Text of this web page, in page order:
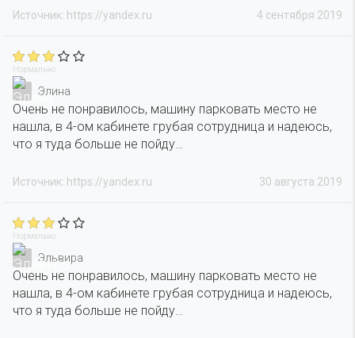
4 сентября 2019
Источник: https://yandex.ru
Нормально
Элина
Очень не понравилось, машину парковать место не
нашла, в 4-ом кабинете грубая сотрудница и надеюсь,
что я туда больше не пойду…
30 августа 2019
Источник: https://yandex.ru
Нормально
Эльвира
Очень не понравилось, машину парковать место не
нашла, в 4-ом кабинете грубая сотрудница и надеюсь,
что я туда больше не пойду…